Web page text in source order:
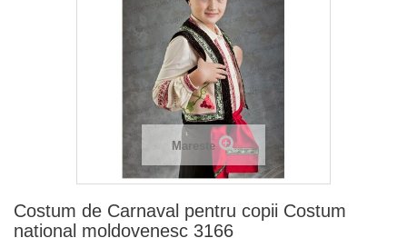
Mareste
Costum de Carnaval pentru copii Costum
național moldovenesc 3166